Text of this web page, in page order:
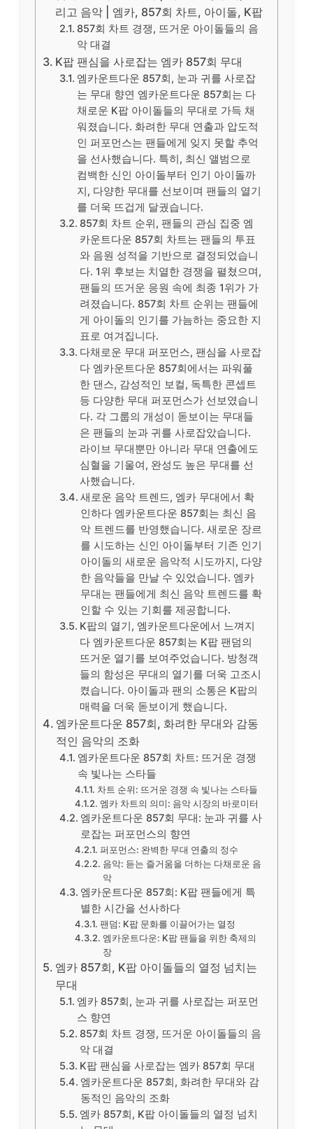
리고 음악 | 엠카, 857회 차트, 아이돌, K팝
857회 차트 경쟁, 뜨거운 아이돌들의 음
악 대결
K팝 팬심을 사로잡는 엠카 857회 무대
엠카운트다운 857회, 눈과 귀를 사로잡
는 무대 향연 엠카운트다운 857회는 다
채로운 K팝 아이돌들의 무대로 가득 채
워졌습니다. 화려한 무대 연출과 압도적
인 퍼포먼스는 팬들에게 잊지 못할 추억
을 선사했습니다. 특히, 최신 앨범으로
컴백한 신인 아이돌부터 인기 아이돌까
지, 다양한 무대를 선보이며 팬들의 열기
를 더욱 뜨겁게 달궜습니다.
857회 차트 순위, 팬들의 관심 집중 엠
카운트다운 857회 차트는 팬들의 투표
와 음원 성적을 기반으로 결정되었습니
다. 1위 후보는 치열한 경쟁을 펼쳤으며,
팬들의 뜨거운 응원 속에 최종 1위가 가
려졌습니다. 857회 차트 순위는 팬들에
게 아이돌의 인기를 가늠하는 중요한 지
표로 여겨집니다.
다채로운 무대 퍼포먼스, 팬심을 사로잡
다 엠카운트다운 857회에서는 파워풀
한 댄스, 감성적인 보컬, 독특한 콘셉트
등 다양한 무대 퍼포먼스가 선보였습니
다. 각 그룹의 개성이 돋보이는 무대들
은 팬들의 눈과 귀를 사로잡았습니다.
라이브 무대뿐만 아니라 무대 연출에도
심혈을 기울여, 완성도 높은 무대를 선
사했습니다.
새로운 음악 트렌드, 엠카 무대에서 확
인하다 엠카운트다운 857회는 최신 음
악 트렌드를 반영했습니다. 새로운 장르
를 시도하는 신인 아이돌부터 기존 인기
아이돌의 새로운 음악적 시도까지, 다양
한 음악들을 만날 수 있었습니다. 엠카
무대는 팬들에게 최신 음악 트렌드를 확
인할 수 있는 기회를 제공합니다.
K팝의 열기, 엠카운트다운에서 느껴지
다 엠카운트다운 857회는 K팝 팬덤의
뜨거운 열기를 보여주었습니다. 방청객
들의 함성은 무대의 열기를 더욱 고조시
켰습니다. 아이돌과 팬의 소통은 K팝의
매력을 더욱 돋보이게 했습니다.
엠카운트다운 857회, 화려한 무대와 감동
적인 음악의 조화
엠카운트다운 857회 차트: 뜨거운 경쟁
속 빛나는 스타들
차트 순위: 뜨거운 경쟁 속 빛나는 스타들
엠카 차트의 의미: 음악 시장의 바로미터
엠카운트다운 857회 무대: 눈과 귀를 사
로잡는 퍼포먼스의 향연
퍼포먼스: 완벽한 무대 연출의 정수
음악: 듣는 즐거움을 더하는 다채로운 음
악
엠카운트다운 857회: K팝 팬들에게 특
별한 시간을 선사하다
팬덤: K팝 문화를 이끌어가는 열정
엠카운트다운: K팝 팬들을 위한 축제의
장
엠카 857회, K팝 아이돌들의 열정 넘치는
무대
엠카 857회, 눈과 귀를 사로잡는 퍼포먼
스 향연
857회 차트 경쟁, 뜨거운 아이돌들의 음
악 대결
K팝 팬심을 사로잡는 엠카 857회 무대
엠카운트다운 857회, 화려한 무대와 감
동적인 음악의 조화
엠카 857회, K팝 아이돌들의 열정 넘치